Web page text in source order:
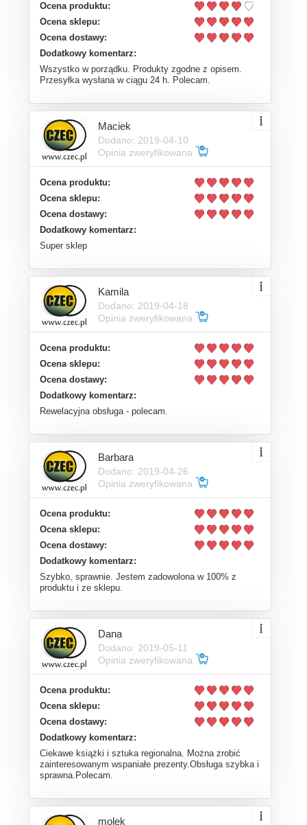
Ocena produktu:
Ocena sklepu:
Ocena dostawy:
Dodatkowy komentarz:
Wszystko w porządku. Produkty zgodne z opisem.
Przesyłka wysłana w ciągu 24 h. Polecam.
Maciek
Dodano: 2019-04-10
Opinia zweryfikowana
Ocena produktu:
Ocena sklepu:
Ocena dostawy:
Dodatkowy komentarz:
Super sklep
Kamila
Dodano: 2019-04-18
Opinia zweryfikowana
Ocena produktu:
Ocena sklepu:
Ocena dostawy:
Dodatkowy komentarz:
Rewelacyjna obsługa - polecam.
Barbara
Dodano: 2019-04-26
Opinia zweryfikowana
Ocena produktu:
Ocena sklepu:
Ocena dostawy:
Dodatkowy komentarz:
Szybko, sprawnie. Jestem zadowolona w 100% z
produktu i ze sklepu.
Dana
Dodano: 2019-05-11
Opinia zweryfikowana
Ocena produktu:
Ocena sklepu:
Ocena dostawy:
Dodatkowy komentarz:
Ciekawe książki i sztuka regionalna. Można zrobić
zainteresowanym wspaniałe prezenty.Obsługa szybka i
sprawna.Polecam.
molek